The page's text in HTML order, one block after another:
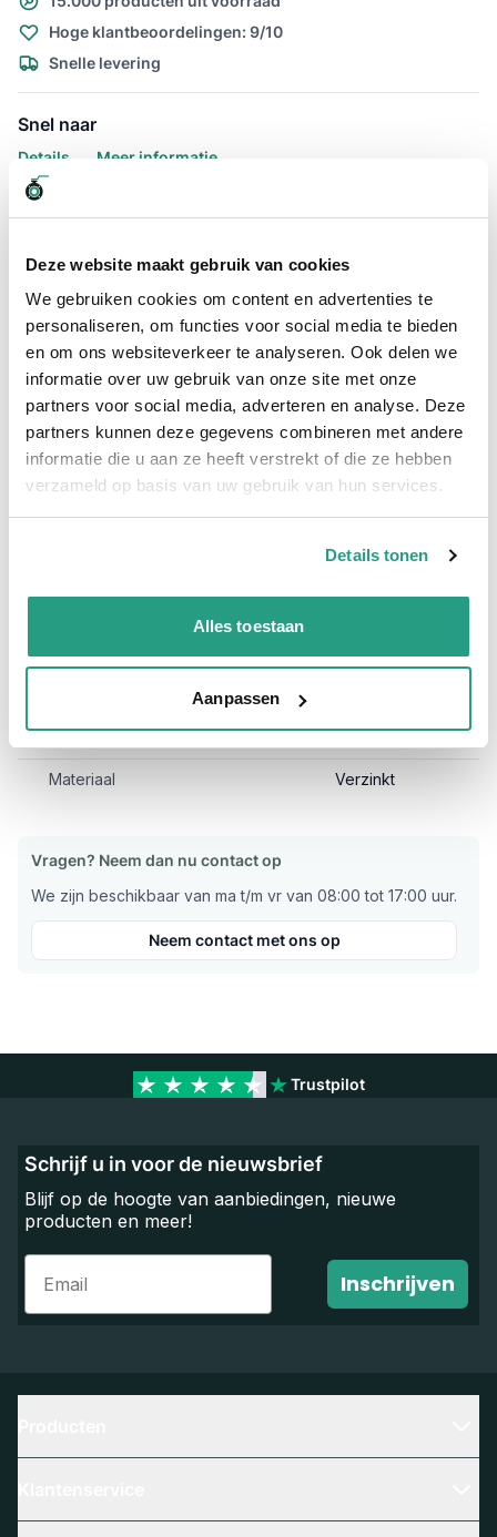
Deze website maakt gebruik van cookies
We gebruiken cookies om content en advertenties te
personaliseren, om functies voor social media te bieden
en om ons websiteverkeer te analyseren. Ook delen we
informatie over uw gebruik van onze site met onze
partners voor social media, adverteren en analyse. Deze
partners kunnen deze gegevens combineren met andere
informatie die u aan ze heeft verstrekt of die ze hebben
verzameld op basis van uw gebruik van hun services.
Details tonen
Alles toestaan
Aanpassen
Hoge klantbeoordelingen: 9/10
Snelle levering
Snel naar
Details Meer informatie
Details
Slangklem ABA verzinkt 502 -
532mm kopen?
ABA verzinkt slangklem 502 - 532mm, staat bekend om het
blauwe huisje. De ABA slangklem is één van de beste
slangklem en wordt hierdoor veelvuldig ingezet bij diverse
toepassingen in de landbouw en algemene industrie.
De ABA slangklem verzinkt heeft een bereik van 502 - 532mm,
dit wil zeggen dat het bereik tussen deze 2 getallen het
klembereik is.
Wormschroefslangklem ABA 502-532mm is vaak direct uit
Materiaal Verzinkt
Vragen? Neem dan nu contact op
We zijn beschikbaar van ma t/m vr van 08:00 tot 17:00 uur.
Neem contact met ons op
Trustpilot
Schrijf u in voor de nieuwsbrief
Blijf op de hoogte van aanbiedingen, nieuwe
producten en meer!
Email
Inschrijven